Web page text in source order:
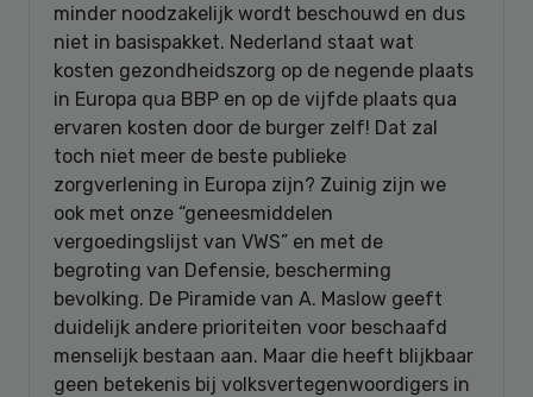
minder noodzakelijk wordt beschouwd en dus
niet in basispakket. Nederland staat wat
kosten gezondheidszorg op de negende plaats
in Europa qua BBP en op de vijfde plaats qua
ervaren kosten door de burger zelf! Dat zal
toch niet meer de beste publieke
zorgverlening in Europa zijn? Zuinig zijn we
ook met onze “geneesmiddelen
vergoedingslijst van VWS” en met de
begroting van Defensie, bescherming
bevolking. De Piramide van A. Maslow geeft
duidelijk andere prioriteiten voor beschaafd
menselijk bestaan aan. Maar die heeft blijkbaar
geen betekenis bij volksvertegenwoordigers in